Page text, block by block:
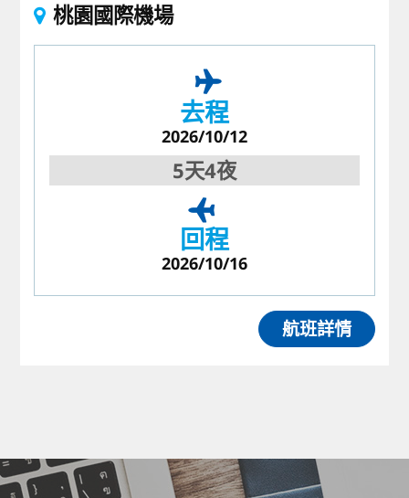
桃園國際機場
去程
2026/10/12
5天4夜
回程
2026/10/16
航班詳情